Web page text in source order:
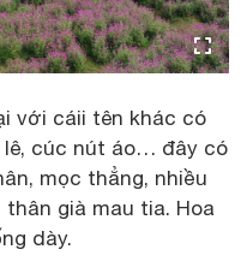
với cáii tên khác có
lê, cúc nút áo… đây có
mọc thẳng, nhiều
già mau tia. Hoa
dày.